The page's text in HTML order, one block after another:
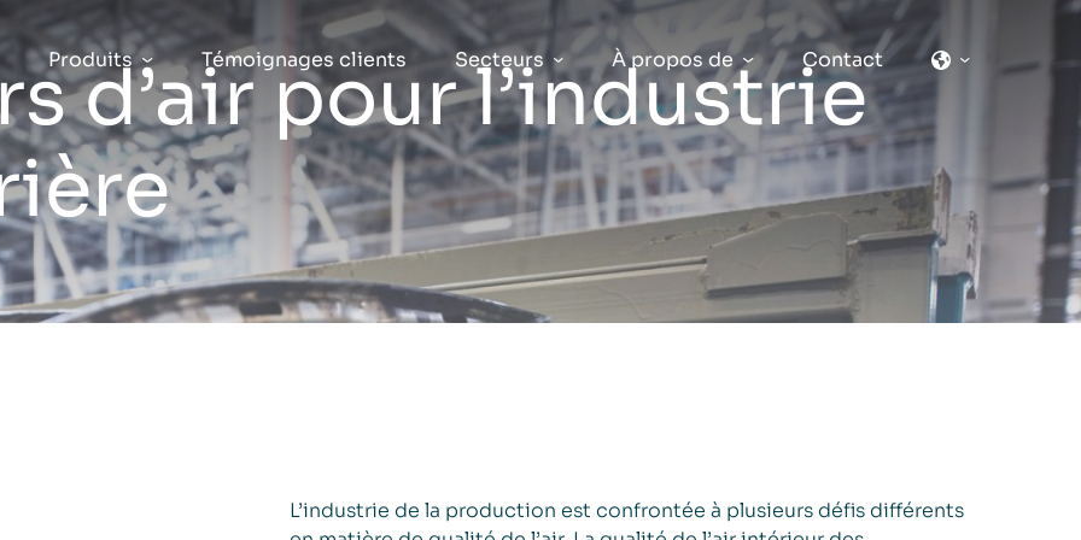
Produits
Témoignages clients Secteurs À propos de Contact
d’air pour l’industrie
L’industrie de la production est confrontée à plusieurs défis différents